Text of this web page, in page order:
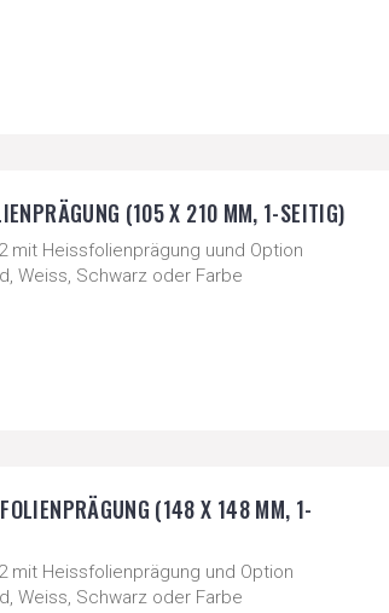
(105 X 210 MM, 1-SEITIG)
mit Heissfolienprägung uund Option
Weiss, Schwarz oder Farbe
(148 X 148 MM, 1-
mit Heissfolienprägung und Option
Weiss, Schwarz oder Farbe